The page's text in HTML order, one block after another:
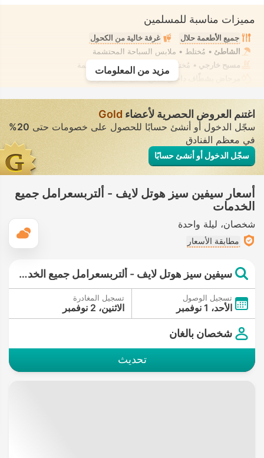
مميزات مناسبة للمسلمين
جميع الأطعمة حلال
غرفة خالية من الكحول
الشاطئ • مُختلط • ملابس السباحة المحتشمة
مسبح خارجي • مُختلط • ملابس السباحة المحتشمة
مرحاض بشطّاف داخلي مدمج
• في جميع الغرف
مزيد من المعلومات
اغتنم العروض الحصرية لأعضاء Gold
سجّل الدخول أو أنشئ حسابًا للحصول على خصومات حتى20%
في معظم الفنادق
سجّل الدخول أو أنشئ حسابًا
أسعار سيفين سيز هوتل لايف - ألتربسعرامل جميع
الخدمات
شخصان ليلة واحدة
مطابقة الأسعار
سيفين سيز هوتل لايف - ألتربسعرامل جميع الخدمات
تسجيل الوصول
الأحد، 1 نوفمبر
تسجيل المغادرة
الاثنين، 2 نوفمبر
شخصان بالغان
تحديث